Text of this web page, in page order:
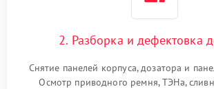
2. Разборка и дефектовка
Снятие панелей корпуса, дозатора и
Осмотр приводного ремня, ТЭНа,